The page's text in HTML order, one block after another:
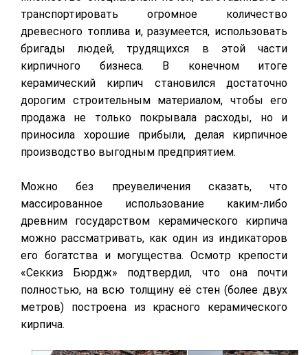
транспортировать огромное количество
древесного топлива и, разумеется, использовать
бригады людей, трудящихся в этой части
кирпичного бизнеса. В конечном итоге
керамический кирпич становился достаточно
дорогим строительным материалом, чтобы его
продажа не только покрывала расходы, но и
приносила хорошие прибыли, делая кирпичное
производство выгодным предприятием.
Можно без преувеличения сказать, что
массированное использование каким-либо
древним государством керамического кирпича
можно рассматривать, как один из индикаторов
его богатства и могущества. Осмотр крепости
«Секкиз Бюрдж» подтвердил, что она почти
полностью, на всю толщину её стен (более двух
метров) построена из красного керамического
кирпича.